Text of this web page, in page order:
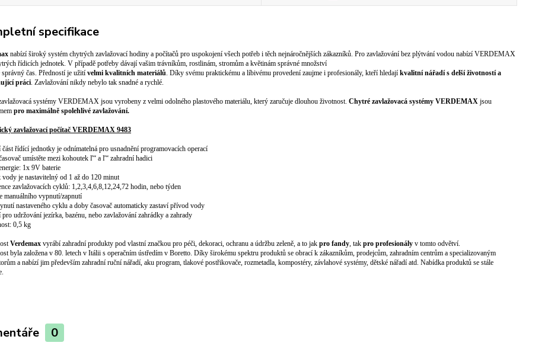
specifikace
nabízí široký systém chytrých zavlažovací hodiny a počítačů pro uspokojení všech potřeb i těch nejnáročnějších zákazníků. Pro zavlažování bez plýtvání vodou nabízí VERDEMAX
řídicích jednotek. V případě potřeby dávají vašim trávníkům, rostlinám, stromům a květinám správné množství
čas. Předností je užití velmi kvalitních materiálů. Díky svému praktickému a líbivému provedení zaujme i profesionály, kteří hledají kvalitní nářadí s delší životností a
práci. Zavlažování nikdy nebylo tak snadné a rychlé.
systémy VERDEMAX jsou vyrobeny z velmi odolného plastového materiálu, který zaručuje dlouhou životnost. Chytré zavlažovacá systémy VERDEMAXjsou
pro maximálně spolehlivé zavlažování.
zavlažovací počítač VERDEMAX 9483
část řídící jednotky je odnímatelná pro usnadnění programovacích operací
umístěte mezi kohoutek ľ“ a ľ“ zahradní hadici
1x 9V baterie
vody je nastavitelný od 1 až do 120 minut
zavlažovacích cyklů: 1,2,3,4,6,8,12,24,72 hodin, nebo týden
manuálního vypnutí/zapnutí
nastaveného cyklu a doby časovač automaticky zastaví přívod vody
pro udržování jezírka, bazénu, nebo zavlažování zahrádky a zahrady
0,5 kg
Verdemaxvyrábí zahradní produkty pod vlastní značkou pro péči, dekoraci, ochranu a údržbu zeleně, a to jak pro fandy, tak pro profesionályv tomto odvětví.
byla založena v 80. letech v Itálii s operačním ústředím v Boretto. Díky širokému spektru produktů se obrací k zákazníkům, prodejcům, zahradním centrům a specializovaným
a nabízí jim především zahradní ruční nářadí, aku program, tlakové postřikovače, rozmetadla, kompostéry, závlahové systémy, dětské nářadí atd. Nabídka produktů se stále
0